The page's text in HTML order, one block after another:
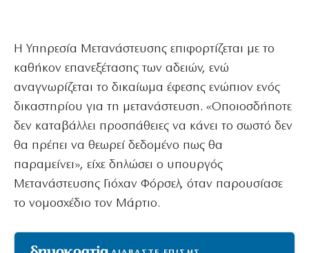
Η Υπηρεσία Μετανάστευσης επιφορτίζεται με το
καθήκον επανεξέτασης των αδειών, ενώ
αναγνωρίζεται το δικαίωμα έφεσης ενώπιον ενός
δικαστηρίου για τη μετανάστευση. «Οποιοσδήποτε
δεν καταβάλλει προσπάθειες να κάνει το σωστό δεν
θα πρέπει να θεωρεί δεδομένο πως θα
παραμείνει», είχε δηλώσει ο υπουργός
Μετανάστευσης Γιόχαν Φόρσελ, όταν παρουσίασε
το νομοσχέδιο τον Μάρτιο.